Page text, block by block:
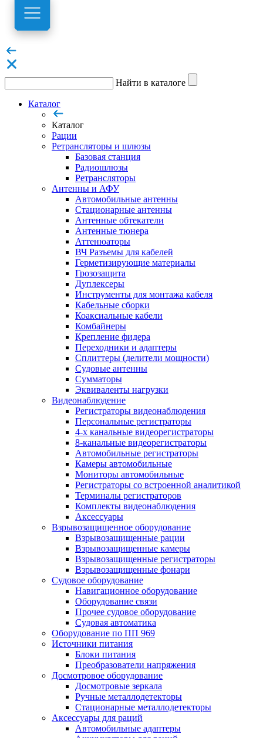
Найти в каталоге
Каталог
Каталог
Рации
Ретрансляторы и шлюзы
Базовая станция
Радиошлюзы
Ретрансляторы
Антенны и АФУ
Автомобильные антенны
Стационарные антенны
Антенные обтекатели
Антенные тюнера
Аттенюаторы
ВЧ Разъемы для кабелей
Герметизирующие материалы
Грозозащита
Дуплексеры
Инструменты для монтажа кабеля
Кабельные сборки
Коаксиальные кабели
Комбайнеры
Крепление фидера
Переходники и адаптеры
Сплиттеры (делители мощности)
Судовые антенны
Сумматоры
Эквиваленты нагрузки
Видеонаблюдение
Регистраторы видеонаблюдения
Персональные регистраторы
4-х канальные видеорегистраторы
8-канальные видеорегистраторы
Автомобильные регистраторы
Камеры автомобильные
Мониторы автомобильные
Регистраторы со встроенной аналитикой
Терминалы регистраторов
Комплекты видеонаблюдения
Аксессуары
Взрывозащищенное оборудование
Взрывозащищенные рации
Взрывозащищенные камеры
Взрывозащищенные регистраторы
Взрывозащищенные фонари
Судовое оборудование
Навигационное оборудование
Оборудование связи
Прочее судовое оборудование
Судовая автоматика
Оборудование по ПП 969
Источники питания
Блоки питания
Преобразователи напряжения
Досмотровое оборудование
Досмотровые зеркала
Ручные металлодетекторы
Стационарные металлодетекторы
Аксессуары для раций
Автомобильные адаптеры